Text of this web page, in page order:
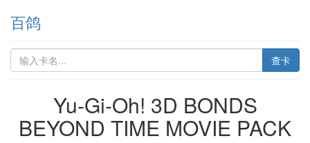
百鸽
查卡
Yu-Gi-Oh! 3D BONDS
BEYOND TIME MOVIE PACK